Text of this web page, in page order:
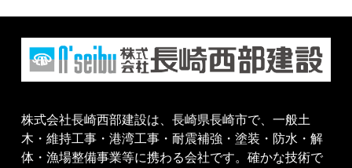
株式会社長崎西部建設は、長崎県長崎市で、一般土
木・維持工事・港湾工事・耐震補強・塗装・防水・解
体・漁場整備事業等に携わる会社です。確かな技術で